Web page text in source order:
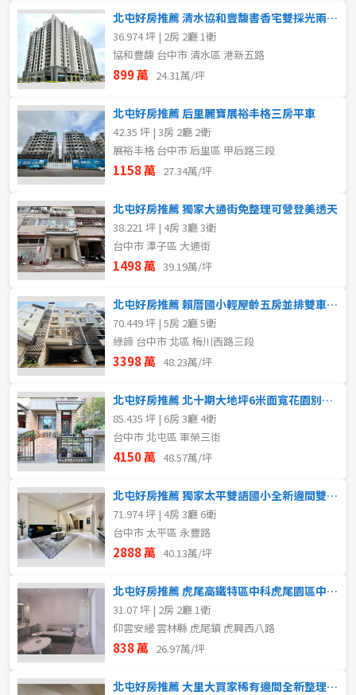
北屯好房推薦 清水協和豐馥書香宅雙採光兩房B1平車
36.974 坪 | 2房 2廳 1衛
協和豐馥 台中市 清水區 港新五路
899 萬 24.31萬/坪
北屯好房推薦 后里麗寶展裕丰格三房平車
42.35 坪 | 3房 2廳 2衛
展裕丰格 台中市 后里區 甲后路三段
1158 萬 27.34萬/坪
北屯好房推薦 獨家大通街免整理可營登美透天
38.221 坪 | 4房 3廳 3衛
台中市 潭子區 大通街
1498 萬 39.19萬/坪
北屯好房推薦 賴厝國小輕屋齡五房並排雙車電梯別墅
70.449 坪 | 5房 2廳 5衛
綠諦 台中市 北區 梅川西路三段
3398 萬 48.23萬/坪
北屯好房推薦 北十期大地坪6米面寬花園別墅6房有孝親房
85.435 坪 | 6房 3廳 4衛
台中市 北屯區 軍榮三街
4150 萬 48.57萬/坪
北屯好房推薦 獨家太平雙語國小全新邊間雙車電梯別墅
71.974 坪 | 4房 3廳 6衛
台中市 太平區 永豐路
2888 萬 40.13萬/坪
北屯好房推薦 虎尾高鐵特區中科虎尾園區中高樓層視野漂亮二房
31.07 坪 | 2房 2廳 1衛
仰雲安縵 雲林縣 虎尾鎮 虎興西八路
838 萬 26.97萬/坪
北屯好房推薦 大里大買家稀有邊間全新整理雙陽台精美兩房